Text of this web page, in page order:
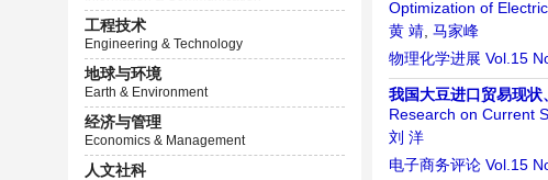
工程技术
Engineering & Technology
地球与环境
Earth & Environment
经济与管理
Economics & Management
人文社科
Optimization of
黄 靖, 马家峰
物理化学进展 Vol.15
我国大豆进口贸易现状
Research on Current
刘 洋
电子商务评论 Vol.15